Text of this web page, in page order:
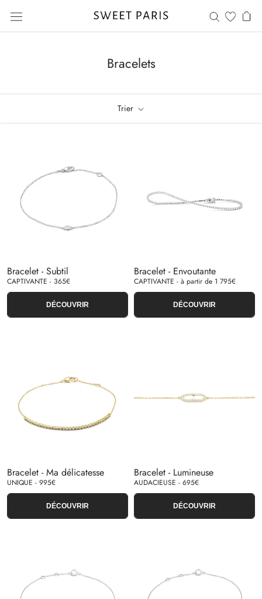
contenu
Bracelets
Trier
Bracelet - Subtil
CAPTIVANTE - 365€
DÉCOUVRIR
Bracelet - Envoutante
CAPTIVANTE - à partir de 1 795€
DÉCOUVRIR
Bracelet - Ma délicatesse
UNIQUE - 995€
DÉCOUVRIR
Bracelet - Lumineuse
AUDACIEUSE - 695€
DÉCOUVRIR